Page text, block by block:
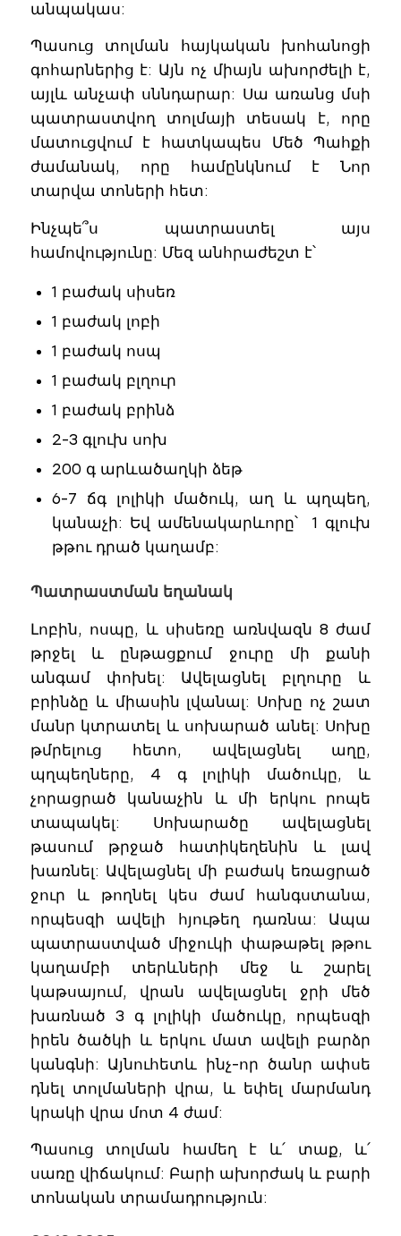
անպակաս:
Պասուց տոլման հայկական խոհանոցի
գոհարներից է: Այն ոչ միայն ախորժելի է,
այլև անչափ սննդարար: Սա առանց մսի
պատրաստվող տոլմայի տեսակ է, որը
մատուցվում է հատկապես Մեծ Պահքի
ժամանակ, որը համընկնում է Նոր
տարվա տոների հետ:
Ինչպե՞ս պատրաստել այս
համովությունը: Մեզ անհրաժեշտ է՝
1 բաժակ սիսեռ
1 բաժակ լոբի
1 բաժակ ոսպ
1 բաժակ բլղուր
1 բաժակ բրինձ
2-3 գլուխ սոխ
200 գ արևածաղկի ձեթ
6-7 ճգ լոլիկի մածուկ, աղ և պղպեղ,
կանաչի: Եվ ամենակարևորը՝ 1 գլուխ
թթու դրած կաղամբ:
Պատրաստման եղանակ
Լոբին, ոսպը, և սիսեռը առնվազն 8 ժամ
թրջել և ընթացքում ջուրը մի քանի
անգամ փոխել: Ավելացնել բլղուրը և
բրինձը և միասին լվանալ: Սոխը ոչ շատ
մանր կտրատել և սոխարած անել: Սոխը
թմրելուց հետո, ավելացնել աղը,
պղպեղները, 4 գ լոլիկի մածուկը, և
չորացրած կանաչին և մի երկու րոպե
տապակել: Սոխարածը ավելացնել
թասում թրջած հատիկեղենին և լավ
խառնել: Ավելացնել մի բաժակ եռացրած
ջուր և թողնել կես ժամ հանգստանա,
որպեսզի ավելի հյութեղ դառնա: Ապա
պատրաստված միջուկի փաթաթել թթու
կաղամբի տերևների մեջ և շարել
կաթսայում, վրան ավելացնել ջրի մեծ
խառնած 3 գ լոլիկի մածուկը, որպեսզի
իրեն ծածկի և երկու մատ ավելի բարձր
կանգնի: Այնուհետև ինչ-որ ծանր ափսե
դնել տոլմաների վրա, և եփել մարմանդ
կրակի վրա մոտ 4 ժամ:
Պասուց տոլման համեղ է և՛ տաք, և՛
սառը վիճակում: Բարի ախորժակ և բարի
տոնական տրամադրություն: